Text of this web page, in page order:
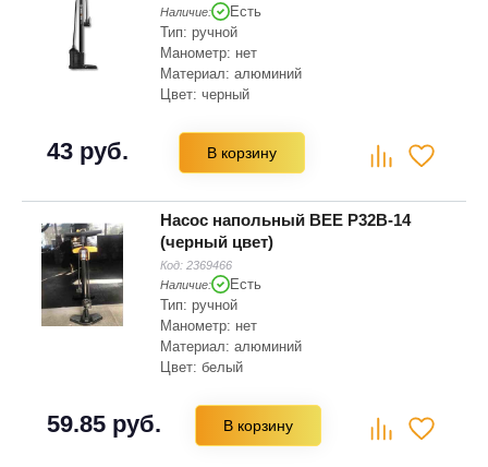
Наличие:
Есть
Тип: ручной
Манометр: нет
Материал: алюминий
Цвет: черный
43 руб. В корзину
Насос напольный BEE P32B-14
(черный цвет)
Код: 2369466
Наличие:
Есть
Тип: ручной
Манометр: нет
Материал: алюминий
Цвет: белый
59.85 руб. В корзину